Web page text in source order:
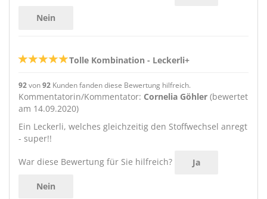
Nein
Tolle Kombination - Leckerli+
92von92 Kunden fanden diese Bewertung hilfreich.
Kommentatorin/Kommentator: Cornelia Göhler (bewertet
am 14.09.2020)
Ein Leckerli, welches gleichzeitig den Stoffwechsel anregt
- super!!
War diese Bewertung für Sie hilfreich? Ja
Nein